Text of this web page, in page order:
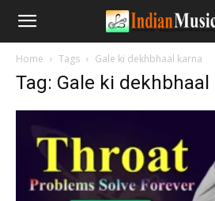
Home Tags Gale ki dekhbhaal karna
Tag: Gale ki dekhbhaal